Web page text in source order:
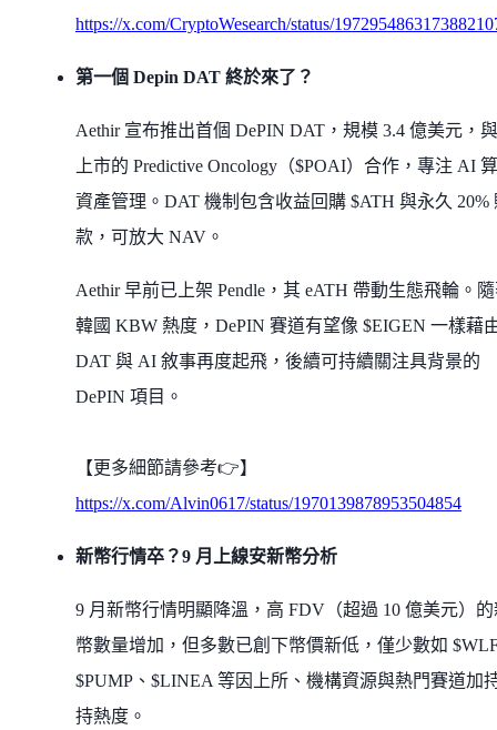
https://x.com/CryptoWesearch/status/
第一個 Depin DAT 終於來了？
Aethir 宣布推出首個 DePIN DAT，規模 3.4 億美元，
上市的 Predictive Oncology（$POAI）合作，專注 AI
資產管理。DAT 機制包含收益回購 $ATH 與永久 20%
款，可放大 NAV。
Aethir 早前已上架 Pendle，其 eATH 帶動生態飛輪。
韓國 KBW 熱度，DePIN 賽道有望像 $EIGEN 一樣藉
DAT 與 AI 敘事再度起飛，後續可持續關注具背景的
DePIN 項目。
【更多細節請參考👉】
https://x.com/Alvin0617/status/1970139878953504854
新幣行情卒？9 月上線安新幣分析
9 月新幣行情明顯降溫，高 FDV（超過 10 億美元）的
幣數量增加，但多數已創下幣價新低，僅少數如
$PUMP、$LINEA 等因上所、機構資源與熱門賽道加
持熱度。